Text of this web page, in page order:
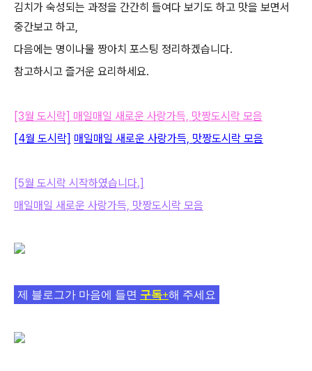
김치가 숙성되는 과정을 간간히 들여다 보기도 하고 맛을 보면서
중간보고 하고,
다음에는 명이나물 짱아치 포스팅 정리하겠습니다.
참고하시고 즐거운 요리하세요.
[3월 도시락] 매일매일 새로운 사랑가득, 맛짱도시락 모음
[4월 도시락] 매일매일 새로운 사랑가득, 맛짱도시락 모음
[5월 도시락 시작하였습니다.]
매일매일 새로운 사랑가득, 맛짱도시락 모음
제 블로그가 마음에 들면 구독+해 주세요